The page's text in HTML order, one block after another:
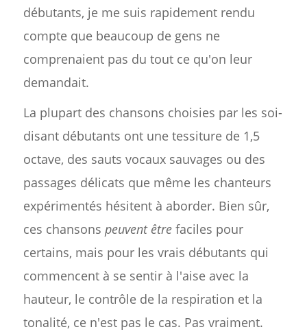
débutants, je me suis rapidement rendu
compte que beaucoup de gens ne
comprenaient pas du tout ce qu'on leur
demandait.
La plupart des chansons choisies par les soi-
disant débutants ont une tessiture de 1,5
octave, des sauts vocaux sauvages ou des
passages délicats que même les chanteurs
expérimentés hésitent à aborder. Bien sûr,
ces chansons peuvent êtrefaciles pour
certains, mais pour les vrais débutants qui
commencent à se sentir à l'aise avec la
hauteur, le contrôle de la respiration et la
tonalité, ce n'est pas le cas. Pas vraiment.